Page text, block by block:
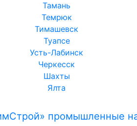
Тамань
Темрюк
Тимашевск
Туапсе
Усть-Лабинск
Черкесск
Шахты
Ялта